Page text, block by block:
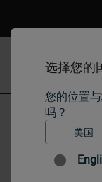
选择您的
您的位置
吗？
IHC & ISH •
人绒毛膜促性腺激